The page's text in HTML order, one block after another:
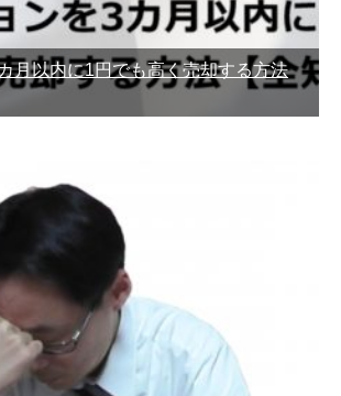
月以内に1円でも高く売却する方法